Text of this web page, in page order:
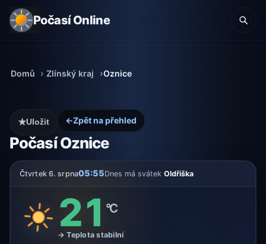
Počasí Online
Domů Zlínský kraj Oznice
←Zpět na přehled
Počasí Oznice
★Uložit
Čtvrtek 6. srpna05:55Dnes má svátek Oldřiška
21 °C
→ Teplota stabilní